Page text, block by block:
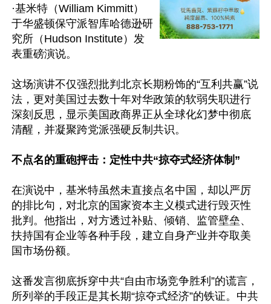
·基米特（William Kimmitt）
于华盛顿保守派智库哈德逊研
究所（Hudson Institute）发
表重磅演说。
这场演讲不仅强烈批判北京长期粉饰的“互利共赢”说
法，更对美国过去数十年对华政策的软弱失职进行
深刻反思，显示美国政商界正从全球化幻梦中彻底
清醒，并凝聚跨党派强硬反制共识。
不点名的重砲抨击：定性中共“掠夺式经济体制”
在演说中，基米特虽然未直接点名中国，却以严厉
的排比句，对北京的国家资本主义模式进行毁灭性
批判。他指出，对方透过补贴、倾销、监管壁垒、
扶持国有企业等各种手段，建立自身产业并夺取美
国市场份额。
这番发言彻底拆穿中共“自由市场竞争胜利”的谎言，
所列举的手段正是其长期“掠夺式经济”的铁证。中共